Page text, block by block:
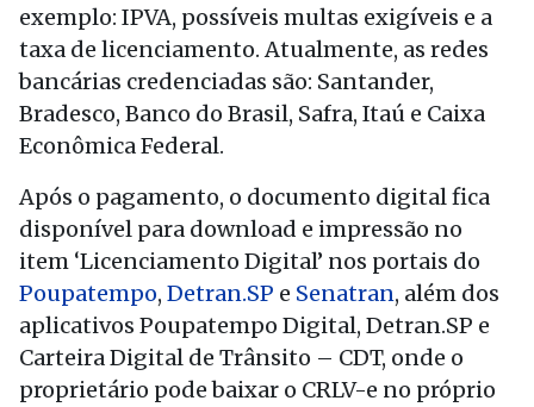
exemplo: IPVA, possíveis multas exigíveis e a
taxa de licenciamento. Atualmente, as redes
bancárias credenciadas são: Santander,
Bradesco, Banco do Brasil, Safra, Itaú e Caixa
Econômica Federal.
Após o pagamento, o documento digital fica
disponível para download e impressão no
item ‘Licenciamento Digital’ nos portais do
Poupatempo, Detran.SP e Senatran, além dos
aplicativos Poupatempo Digital, Detran.SP e
Carteira Digital de Trânsito – CDT, onde o
proprietário pode baixar o CRLV-e no próprio